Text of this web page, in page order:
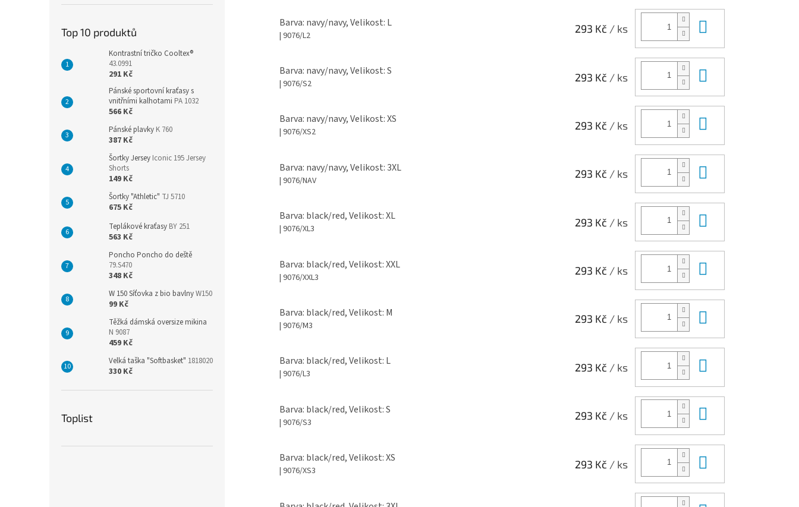
Top 10 produktů
Kontrastní tričko Cooltex®
43.0991
291 Kč
Pánské sportovní kraťasy s
vnitřními kalhotami PA 1032
566 Kč
Pánské plavky K 760
387 Kč
Šortky Jersey Iconic 195 Jersey
Shorts
149 Kč
Šortky "Athletic" TJ 5710
675 Kč
Teplákové kraťasy BY 251
563 Kč
Poncho Poncho do deště
79.S470
348 Kč
W 150 Síťovka z bio bavlnyW150
99 Kč
Těžká dámská oversize mikina
N 9087
459 Kč
Velká taška "Softbasket" 1818020
330 Kč
Toplist
Barva: navy/navy, Velikost: L
| 9076/L2
293 Kč / ks
Barva: navy/navy, Velikost: S
| 9076/S2
293 Kč / ks
Barva: navy/navy, Velikost: XS
| 9076/XS2
293 Kč / ks
Barva: navy/navy, Velikost: 3XL
| 9076/NAV
293 Kč / ks
Barva: black/red, Velikost: XL
| 9076/XL3
293 Kč / ks
Barva: black/red, Velikost: XXL
| 9076/XXL3
293 Kč / ks
Barva: black/red, Velikost: M
| 9076/M3
293 Kč / ks
Barva: black/red, Velikost: L
| 9076/L3
293 Kč / ks
Barva: black/red, Velikost: S
| 9076/S3
293 Kč / ks
Barva: black/red, Velikost: XS
| 9076/XS3
293 Kč / ks